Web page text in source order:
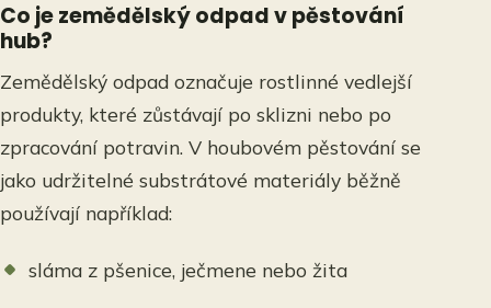
Co je zemědělský odpad v pěstování
hub?
Zemědělský odpad označuje rostlinné vedlejší
produkty, které zůstávají po sklizni nebo po
zpracování potravin. V houbovém pěstování se
jako udržitelné substrátové materiály běžně
používají například:
sláma z pšenice, ječmene nebo žita